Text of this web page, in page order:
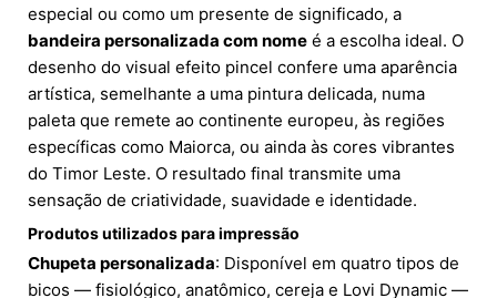
especial ou como um presente de significado, a
bandeira personalizada com nome é a escolha ideal. O
desenho do visual efeito pincel confere uma aparência
artística, semelhante a uma pintura delicada, numa
paleta que remete ao continente europeu, às regiões
específicas como Maiorca, ou ainda às cores vibrantes
do Timor Leste. O resultado final transmite uma
sensação de criatividade, suavidade e identidade.
Produtos utilizados para impressão
Chupeta personalizada: Disponível em quatro tipos de
bicos — fisiológico, anatômico, cereja e Lovi Dynamic —